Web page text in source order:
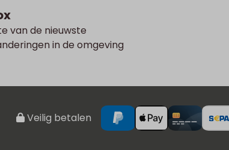
van de nieuwste
in de omgeving
Veilig betalen